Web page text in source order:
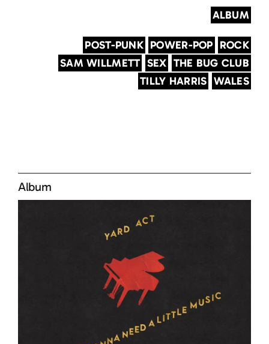
ALBUM
POST-PUNK POWER-POP ROCK
SAM WILLMETT SEX THE BUG CLUB
TILLY HARRIS WALES
Album